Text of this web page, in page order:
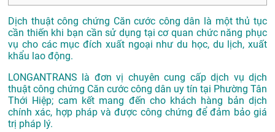
Dịch thuật công chứng Căn cước công dân là một thủ tục
cần thiến khi bạn cần sử dụng tại cơ quan chức năng phục
vụ cho các mục đích xuất ngoại như du học, du lịch, xuất
khẩu lao động.
LONGANTRANS là đơn vị chuyên cung cấp dịch vụ dịch
thuật công chứng Căn cước công dân uy tín tại Phường Tân
Thới Hiệp; cam kết mang đến cho khách hàng bản dịch
chính xác, hợp pháp và được công chứng để đảm bảo giá
trị pháp lý.